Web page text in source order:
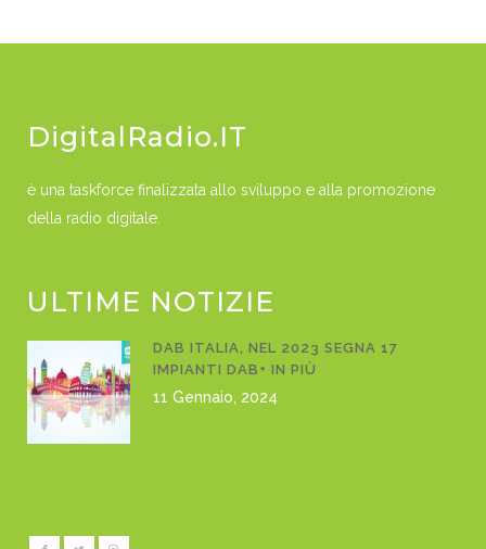
DigitalRadio.IT
è una taskforce finalizzata allo sviluppo e alla promozione
della radio digitale.
ULTIME NOTIZIE
DAB ITALIA, NEL 2023 SEGNA 17
IMPIANTI DAB+ IN PIÙ
11 Gennaio, 2024